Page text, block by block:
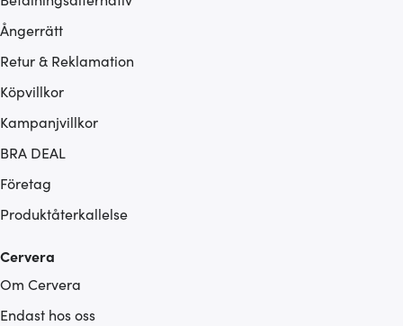
Ångerrätt
Retur & Reklamation
Köpvillkor
Kampanjvillkor
BRA DEAL
Företag
Produktåterkallelse
Cervera
Om Cervera
Endast hos oss